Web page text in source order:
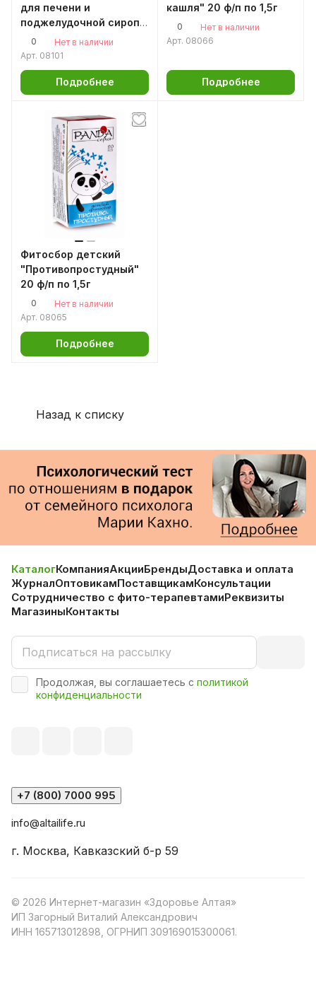
для печени и
поджелудочной сироп
для детей с 1 года, 50
мл.
0
Нет в наличии
Арт. 08101
Подробнее
кашля" 20 ф/п по 1,5г
0
Нет в наличии
Арт. 08066
Подробнее
Фитосбор детский
"Противопростудный"
20 ф/п по 1,5г
0
Нет в наличии
Арт. 08065
Подробнее
Назад к списку
КаталогКомпанияАкцииБрендыДоставка и оплата
ЖурналОптовикамПоставщикамКонсультации
Сотрудничество с фито-терапевтамиРеквизиты
МагазиныКонтакты
Продолжая, вы соглашаетесь с политикой
конфиденциальности
+7 (800) 7000 995
info@altailife.ru
г. Москва, Кавказский б-р 59
© 2026 Интернет-магазин «Здоровье Алтая»
ИП Загорный Виталий Александрович
ИНН 165713012898, ОГРНИП 309169015300061.